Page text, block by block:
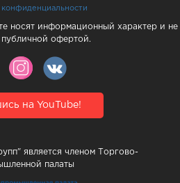
конфиденциальности
носят информационный характер и не
публичной офертой.
на YouTube!
является членом Торгово-
палаты